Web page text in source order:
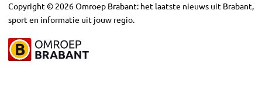
Copyright © 2026Omroep Brabant: het laatste nieuws uit Brabant,
sport en informatie uit jouw regio.